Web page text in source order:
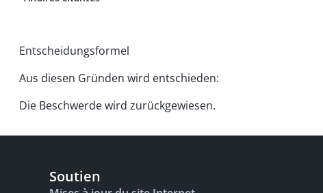
Entscheidungsformel
Aus diesen Gründen wird entschieden:
Die Beschwerde wird zurückgewiesen.
Soutien